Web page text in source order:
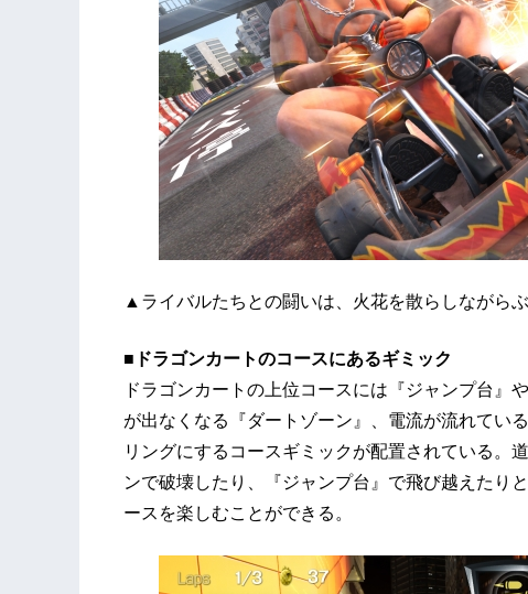
▲ライバルたちとの闘いは、火花を散らしながら
■ドラゴンカートのコースにあるギミック
ドラゴンカートの上位コースには『ジャンプ台』
が出なくなる『ダートゾーン』、電流が流れてい
リングにするコースギミックが配置されている。
ンで破壊したり、『ジャンプ台』で飛び越えたり
ースを楽しむことができる。